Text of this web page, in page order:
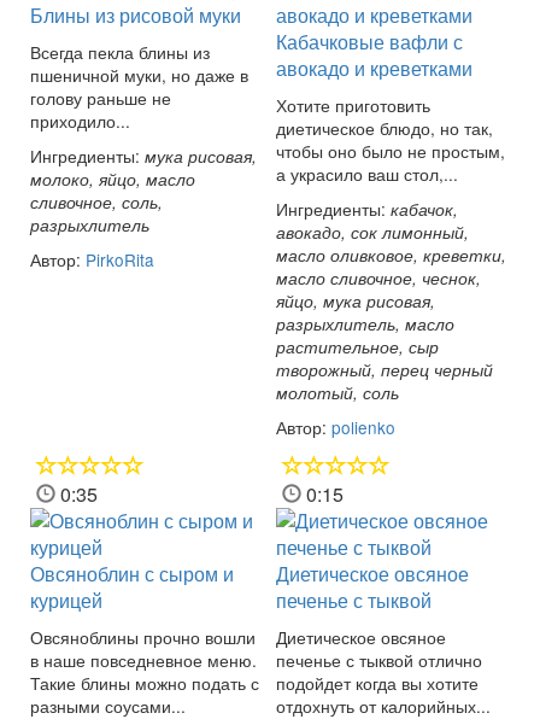
Блины из рисовой муки
Всегда пекла блины из
пшеничной муки, но даже в
голову раньше не
приходило...
Ингредиенты: мука рисовая,
молоко, яйцо, масло
сливочное, соль,
разрыхлитель
Автор: PirkoRita
Кабачковые вафли с
авокадо и креветками
Хотите приготовить
диетическое блюдо, но так,
чтобы оно было не простым,
а украсило ваш стол,...
Ингредиенты: кабачок,
авокадо, сок лимонный,
масло оливковое, креветки,
масло сливочное, чеснок,
яйцо, мука рисовая,
разрыхлитель, масло
растительное, сыр
творожный, перец черный
молотый, соль
Автор: polienko
0:35
Овсяноблин с сыром и
курицей
Овсяноблины прочно вошли
в наше повседневное меню.
Такие блины можно подать с
разными соусами...
0:15
Диетическое овсяное
печенье с тыквой
Диетическое овсяное
печенье с тыквой отлично
подойдет когда вы хотите
отдохнуть от калорийных...